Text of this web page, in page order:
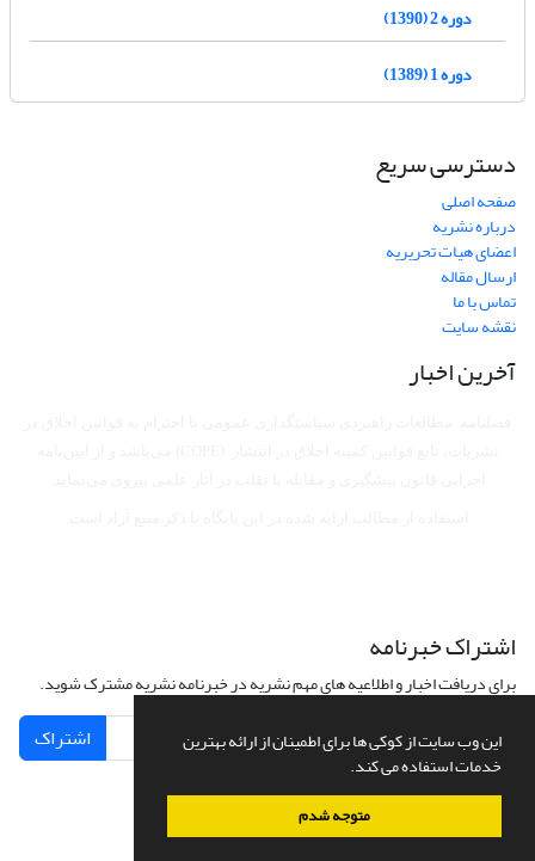
این وب سایت از کوکی ها برای اطمینان از ارائه بهترین
خدمات استفاده می کند.
متوجه شدم
دوره 2 (1390)
دوره 1 (1389)
دسترسی سریع
صفحه اصلی
درباره نشریه
اعضای هیات تحریریه
ارسال مقاله
تماس با ما
نقشه سایت
آخرین اخبار
اشتراک خبرنامه
برای دریافت اخبار و اطلاعیه های مهم نشریه در خبرنامه نشریه مشترک شوید.
اشتراک
سامانه مدیریت نشریات علمی.طراحی و پیاده سازی ازسیناوب